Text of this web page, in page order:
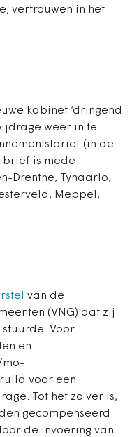
vertrouwen in het
kabinet ‘dringend
weer in te
(in de
brief is mede
Drenthe, Tynaarlo,
Meppel,
van de
(VNG) dat zij
Voor
en
voor een
Tot het zo ver is,
gecompenseerd
de invoering van